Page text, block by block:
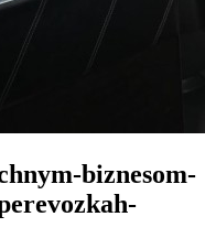
biznesom-